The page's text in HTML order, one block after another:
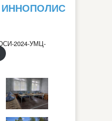
ОСИ-2024-УМЦ-